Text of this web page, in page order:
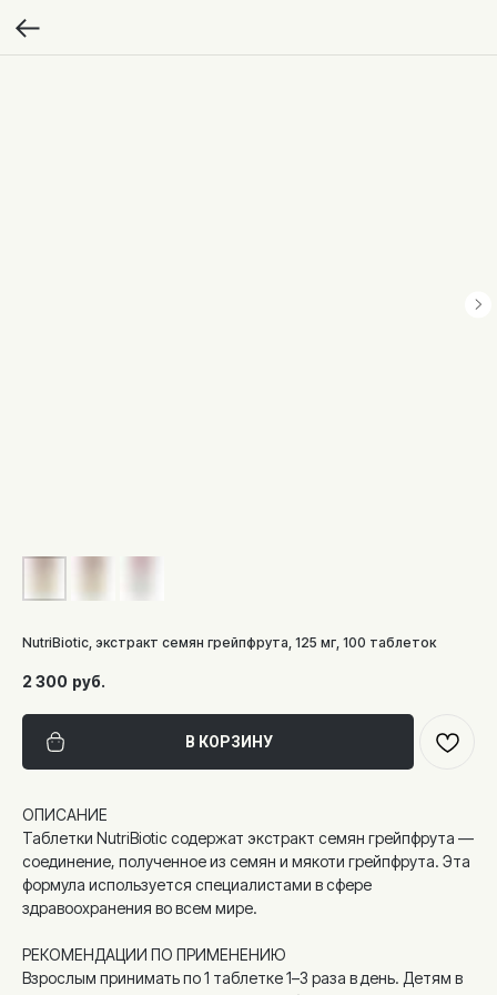
NutriBiotic, экстракт семян грейпфрута, 125 мг, 100 таблеток
2 300 руб.
В КОРЗИНУ
ОПИСАНИЕ
Таблетки NutriBiotic содержат экстракт семян грейпфрута —
соединение, полученное из семян и мякоти грейпфрута. Эта
формула используется специалистами в сфере
здравоохранения во всем мире.
РЕКОМЕНДАЦИИ ПО ПРИМЕНЕНИЮ
Взрослым принимать по 1 таблетке 1–3 раза в день. Детям в